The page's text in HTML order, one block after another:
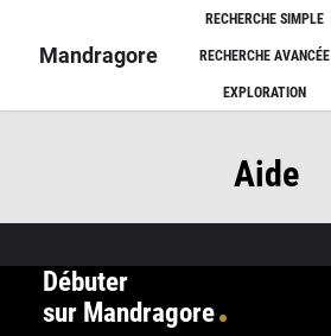
Mandragore
RECHERCHE SIMPLE
RECHERCHE AVANCÉE
EXPLORATION
Aide
Débuter
sur Mandragore